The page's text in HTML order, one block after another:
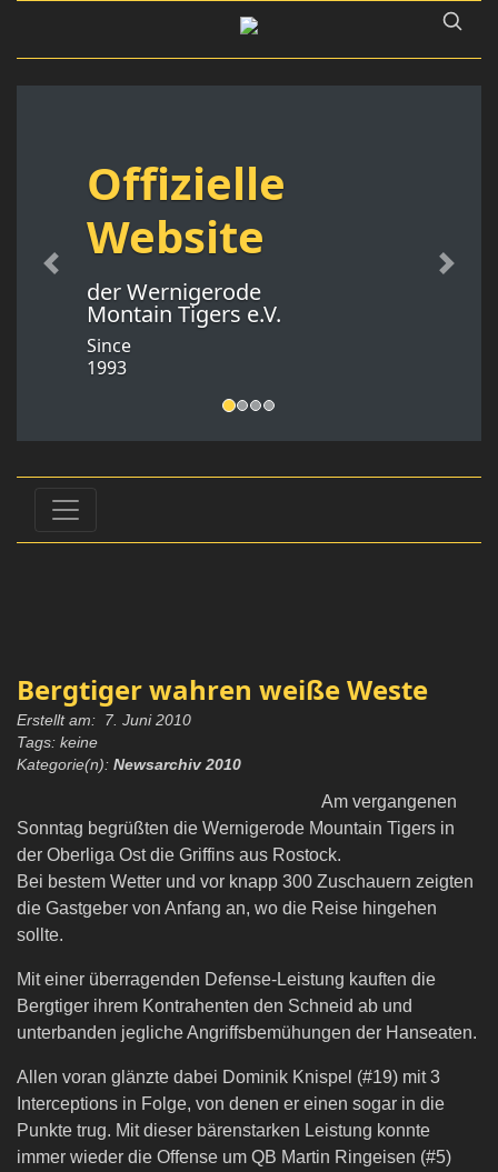
Offizielle
Website
der Wernigerode
Montain Tigers e.V.
Since
1993
Previous Next
Bergtiger wahren weiße Weste
Erstellt am: 7. Juni 2010
Tags: keine
Kategorie(n): Newsarchiv 2010
Am vergangenen
Sonntag begrüßten die Wernigerode Mountain Tigers in
der Oberliga Ost die Griffins aus Rostock.
Bei bestem Wetter und vor knapp 300 Zuschauern zeigten
die Gastgeber von Anfang an, wo die Reise hingehen
sollte.
Mit einer überragenden Defense-Leistung kauften die
Bergtiger ihrem Kontrahenten den Schneid ab und
unterbanden jegliche Angriffsbemühungen der Hanseaten.
Allen voran glänzte dabei Dominik Knispel (#19) mit 3
Interceptions in Folge, von denen er einen sogar in die
Punkte trug. Mit dieser bärenstarken Leistung konnte
immer wieder die Offense um QB Martin Ringeisen (#5)